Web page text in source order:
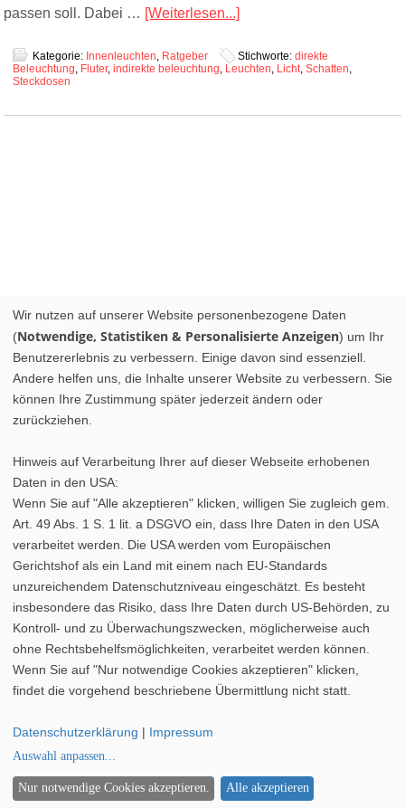
passen soll. Dabei … [Weiterlesen...]
Kategorie: Innenleuchten Ratgeber Stichworte:direkte
Beleuchtung Fluter,indirekte beleuchtung Leuchten Licht ,Schatten
Steckdosen
Lampen.de | Datenschutz
Wir nutzen auf unserer Website personenbezogene Daten
(Notwendige, Statistiken & Personalisierte Anzeigen) um Ihr
Benutzererlebnis zu verbessern. Einige davon sind essenziell.
Andere helfen uns, die Inhalte unserer Website zu verbessern. Sie
können Ihre Zustimmung später jederzeit ändern oder
zurückziehen.
Hinweis auf Verarbeitung Ihrer auf dieser Webseite erhobenen
Daten in den USA:
Wenn Sie auf "Alle akzeptieren" klicken, willigen Sie zugleich gem.
Art. 49 Abs. 1 S. 1 lit. a DSGVO ein, dass Ihre Daten in den USA
verarbeitet werden. Die USA werden vom Europäischen
Gerichtshof als ein Land mit einem nach EU-Standards
unzureichendem Datenschutzniveau eingeschätzt. Es besteht
insbesondere das Risiko, dass Ihre Daten durch US-Behörden, zu
Kontroll- und zu Überwachungszwecken, möglicherweise auch
ohne Rechtsbehelfsmöglichkeiten, verarbeitet werden können.
Wenn Sie auf "Nur notwendige Cookies akzeptieren" klicken,
findet die vorgehend beschriebene Übermittlung nicht statt.
Datenschutzerklärung | Impressum
Auswahl anpassen
Nur notwendige Cookies akzeptieren. Alle akzeptieren